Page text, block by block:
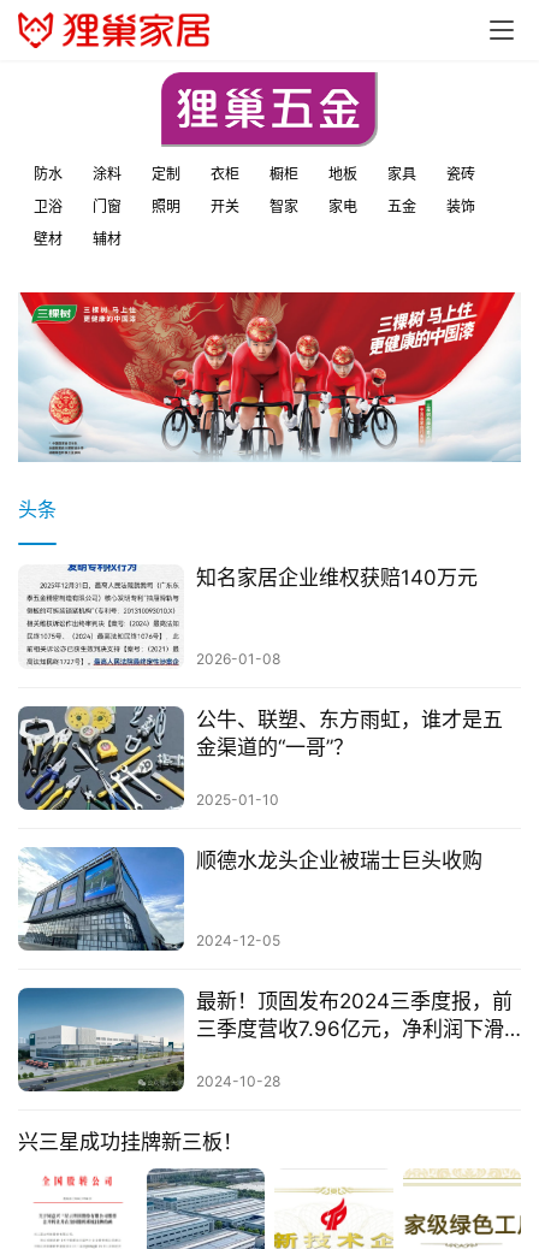
防水 涂料 定制 衣柜 橱柜 地板 家具
瓷砖
卫浴
门窗 照明 开关 智家 家电 五金
装饰
壁材
辅材
头条
知名家居企业维权获赔140万元
2026-01-08
公牛、联塑、东方雨虹，谁才是五
金渠道的“一哥”？
2025-01-10
顺德水龙头企业被瑞士巨头收购
2024-12-05
最新！顶固发布2024三季度报，前
三季度营收7.96亿元，净利润下滑
2024-10-28
兴三星成功挂牌新三板！